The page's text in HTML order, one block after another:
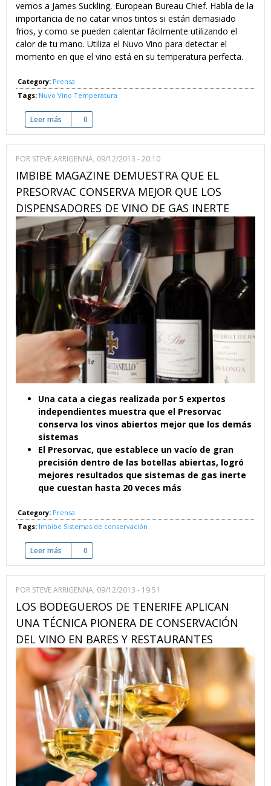
vemos a James Suckling, European Bureau Chief. Habla de la
importancia de no catar vinos tintos si están demasiado
frios, y como se pueden calentar fácilmente utilizando el
calor de tu mano. Utiliza el Nuvo Vino para detectar el
momento en que el vino está en su temperatura perfecta.
Category: Prensa
Tags: Nuvo Vino Temperatura
Leer más sobre Wine Spectator utiliza el Nuvo Vino para asegurar
0
POR STEVE ARRIGENNA, 09/12/2013 - 20:10
IMBIBE MAGAZINE DEMUESTRA QUE EL
PRESORVAC CONSERVA MEJOR QUE LOS
DISPENSADORES DE VINO DE GAS INERTE
Una cata a ciegas realizada por 5 expertos
independientes muestra que el Presorvac
conserva los vinos abiertos mejor que los demás
sistemas
El Presorvac, que establece un vacío de gran
precisión dentro de las botellas abiertas, logró
mejores resultados que sistemas de gas inerte
que cuestan hasta 20 veces más
Category: Prensa
Tags: Imbibe Sistemas de conservación
Leer más sobre Imbibe Magazine demuestra que el Presorvac
0
POR STEVE ARRIGENNA, 09/12/2013 - 19:51
LOS BODEGUEROS DE TENERIFE APLICAN
UNA TÉCNICA PIONERA DE CONSERVACIÓN
DEL VINO EN BARES Y RESTAURANTES